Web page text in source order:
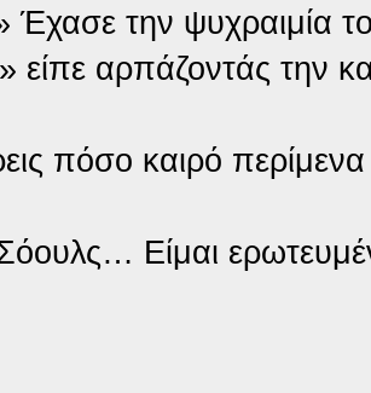
την ψυχραιμία
είπε αρπάζοντάς την
πόσο καιρό
Είμαι